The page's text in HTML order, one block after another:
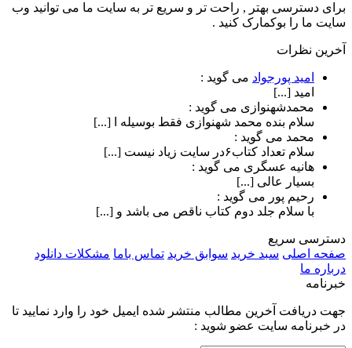
برای دسترسی بهتر , راحت تر و سریع تر به سایت ما می توانید وب
سایت ما را بوکمارک کنید .
آخرین نظرات
امید پورجواد می گوید :
امید [...]
محمدشهنوازی می گوید :
سلام بنده محمد شهنوازی فقط بوسیله ا [...]
محمد می گوید :
سلام تعداد کتاب۶در سایت زیاد نیست [...]
هانیه عسگری می گوید :
بسیار عالی [...]
رحیم پور می گوید :
با سلام جلد دوم کتاب ناقص می باشد و [...]
دسترسی سریع
صفحه اصلی سبد خرید سوابق خرید تماس باما مشکلات دانلود
درباره ما
خبرنامه
جهت دریافت آخرین مطالب منتشر شده ایمیل خود را وارد نمایید تا
در خبرنامه سایت عضو شوید :